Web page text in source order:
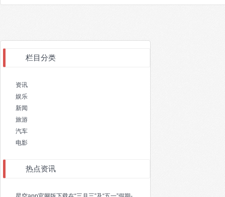
栏目分类
资讯
娱乐
新闻
旅游
汽车
电影
热点资讯